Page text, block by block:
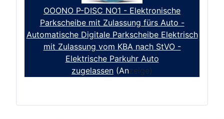
OOONO P-DISC NO1 - Elektronische
Parkscheibe mit Zulassung fürs Auto -
Automatische Digitale Parkscheibe Elektrisch
mit Zulassung vom KBA nach StVO -
Elektrische Parkuhr Auto
zugelassen (Anzeige)